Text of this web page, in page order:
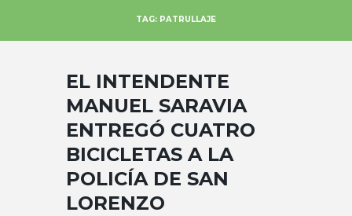
TAG: PATRULLAJE
EL INTENDENTE
MANUEL SARAVIA
ENTREGÓ CUATRO
BICICLETAS A LA
POLICÍA DE SAN
LORENZO